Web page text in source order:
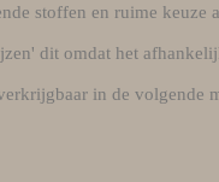
stoffen en ruime keuze
dit omdat het
in de volgende